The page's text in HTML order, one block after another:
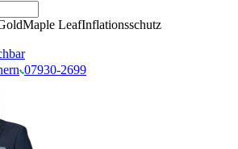
Maple LeafInflationsschutz
07930-2699